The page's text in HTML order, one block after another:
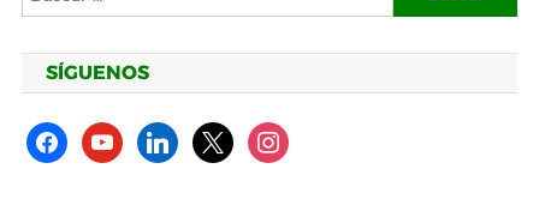
SÍGUENOS
facebookyoutubelinkedin
x instagram